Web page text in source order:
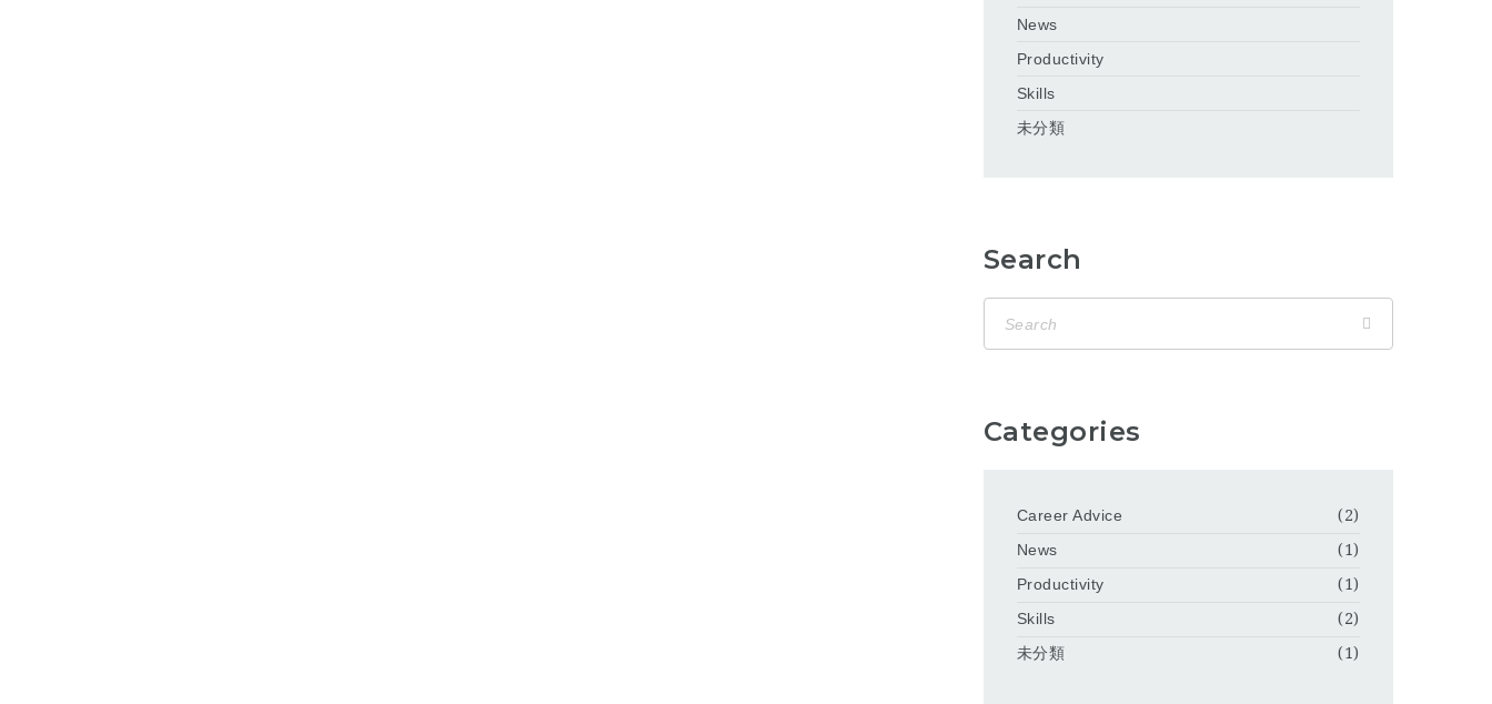
News
Productivity
Skills
未分類
Search
Categories
Career Advice
(2)
News
(1)
Productivity
(1)
Skills
(2)
未分類
(1)